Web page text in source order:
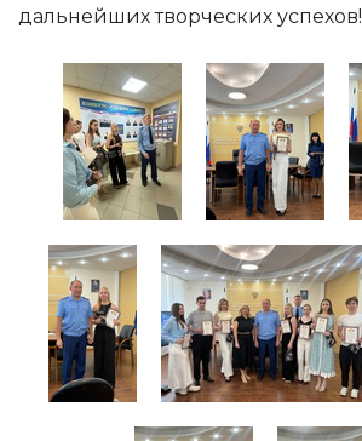
дальнейших творческих успехов!